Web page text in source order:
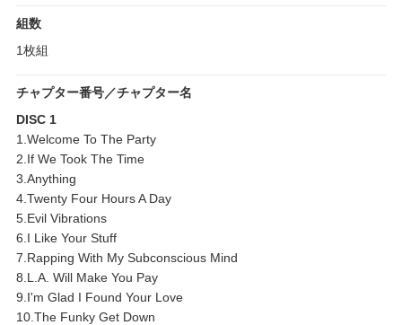
組数
1枚組
チャプター番号／チャプター名
DISC 1
1.Welcome To The Party
2.If We Took The Time
3.Anything
4.Twenty Four Hours A Day
5.Evil Vibrations
6.I Like Your Stuff
7.Rapping With My Subconscious Mind
8.L.A. Will Make You Pay
9.I'm Glad I Found Your Love
10.The Funky Get Down